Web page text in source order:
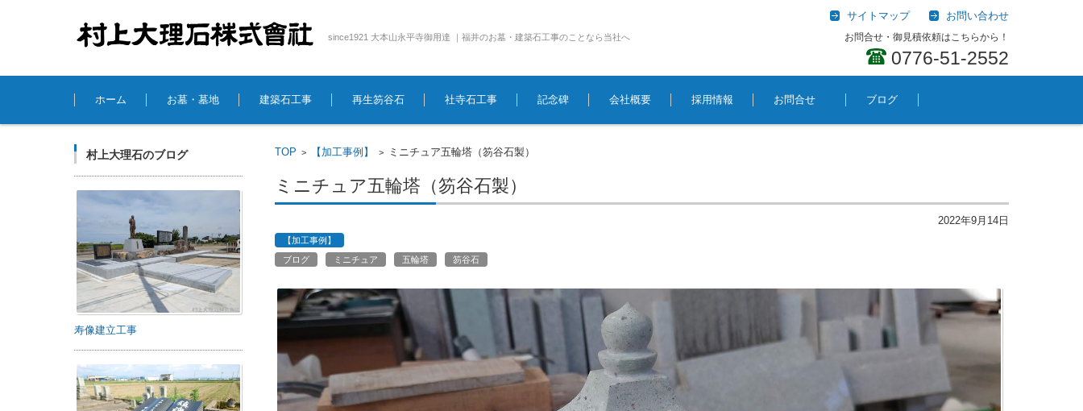
since1921 大本山永平寺御用達 ｜福井のお墓・建築石工事のことなら当社へ
サイトマップ お問い合わせ
お問合せ・御見積依頼はこちらから！
0776-51-2552
コンテンツに移動
ホーム
お墓・墓地 建築石工事 再生笏谷石 社寺石工事 記念碑 会社概要 採用情報 お問合せ ブログ
TOP > 【加工事例】 > ミニチュア五輪塔（笏谷石製）
ミニチュア五輪塔（笏谷石製）
2022年9月14日
【加工事例】
ブログ
ミニチュア 五輪塔 笏谷石
村上大理石のブログ
寿像建立工事